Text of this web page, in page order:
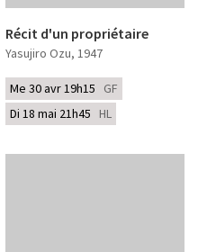
Récit d'un propriétaire
Yasujiro Ozu, 1947
Me 30 avr 19h15 GF
Di 18 mai 21h45 HL